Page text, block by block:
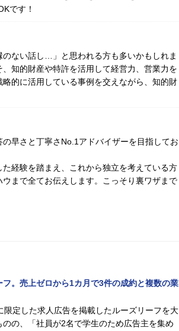
です！
ない話し…」と思われる方も多いかもしれま
知的財産や特許を活用して経営力、営業力を
的に活用している事例を交えながら、知的財
早さと丁寧さNo.1アドバイザーを目指してお
経験を踏まえ、これから独立を考えている方
まで全てお伝えします。こっそり裏ワザまで
。売上ゼロから1カ月で3件の成約と複数の業
定した求人広告を掲載したルーズリーフを大
の、「社員が2名で学生のため広告主を集め